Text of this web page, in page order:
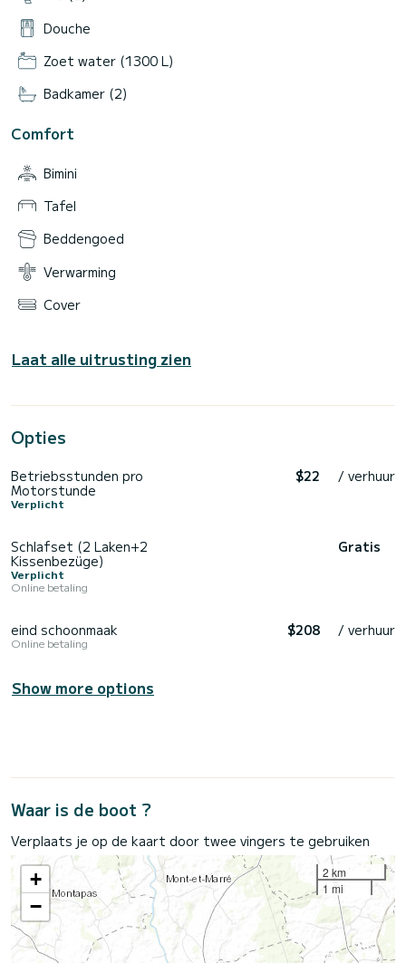
Douche
Zoet water (1300 L)
Badkamer (2)
Comfort
Bimini
Tafel
Beddengoed
Verwarming
Cover
Laat alle uitrusting zien
Opties
Betriebsstunden pro
Motorstunde
Verplicht
$22 / verhuur
Schlafset (2 Laken+2
Kissenbezüge)
Verplicht
Online betaling
Gratis
eind schoonmaak
Online betaling
$208 / verhuur
Show more options
Waar is de boot ?
Verplaats je op de kaart door twee vingers te gebruiken
+
−
2 km
1 mi